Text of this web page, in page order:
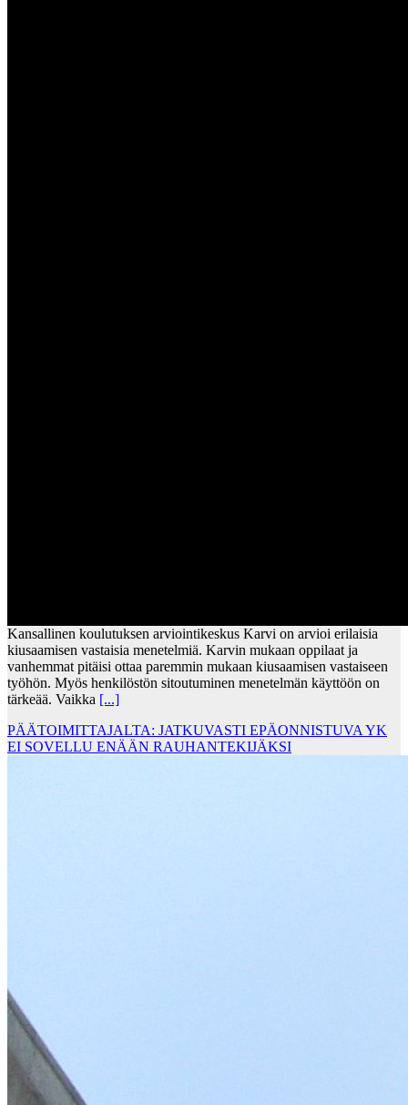
Kansallinen koulutuksen arviointikeskus Karvi on arvioi erilaisia
kiusaamisen vastaisia menetelmiä. Karvin mukaan oppilaat ja
vanhemmat pitäisi ottaa paremmin mukaan kiusaamisen vastaiseen
työhön. Myös henkilöstön sitoutuminen menetelmän käyttöön on
tärkeää. Vaikka [...]
PÄÄTOIMITTAJALTA: JATKUVASTI EPÄONNISTUVA YK
EI SOVELLU ENÄÄN RAUHANTEKIJÄKSI